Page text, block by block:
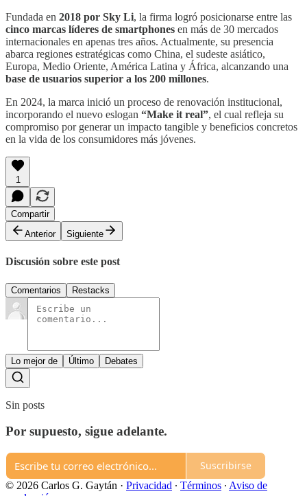
Fundada en 2018 por Sky Li, la firma logró posicionarse entre las
cinco marcas líderes de smartphones en más de 30 mercados
internacionales en apenas tres años. Actualmente, su presencia
abarca regiones estratégicas como China, el sudeste asiático,
Europa, Medio Oriente, América Latina y África, alcanzando una
base de usuarios superior a los 200 millones.
En 2024, la marca inició un proceso de renovación institucional,
incorporando el nuevo eslogan “Make it real”, el cual refleja su
compromiso por generar un impacto tangible y beneficios concretos
en la vida de los consumidores más jóvenes.
1
Compartir
Anterior
Siguiente
Discusión sobre este post
Comentarios Restacks
Lo mejor de Último Debates
Sin posts
Por supuesto, sigue adelante.
Suscribirse
© 2026 Carlos G. Gaytán · Privacidad ∙ Términos ∙ Aviso de